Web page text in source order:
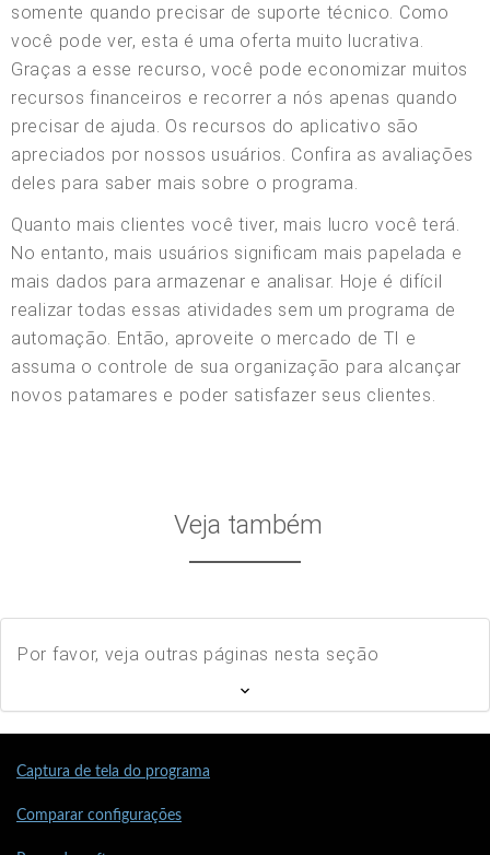
somente quando precisar de suporte técnico. Como
você pode ver, esta é uma oferta muito lucrativa.
Graças a esse recurso, você pode economizar muitos
recursos financeiros e recorrer a nós apenas quando
precisar de ajuda. Os recursos do aplicativo são
apreciados por nossos usuários. Confira as avaliações
deles para saber mais sobre o programa.
Quanto mais clientes você tiver, mais lucro você terá.
No entanto, mais usuários significam mais papelada e
mais dados para armazenar e analisar. Hoje é difícil
realizar todas essas atividades sem um programa de
automação. Então, aproveite o mercado de TI e
assuma o controle de sua organização para alcançar
novos patamares e poder satisfazer seus clientes.
Veja também
Por favor, veja outras páginas nesta seção
Captura de tela do programa
Comparar configurações